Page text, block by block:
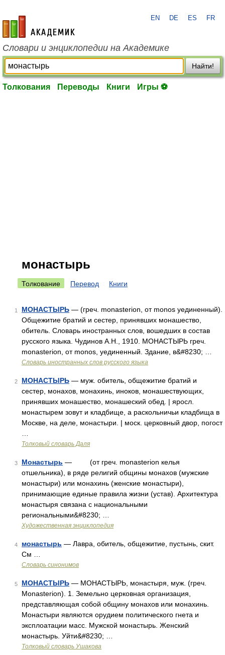
academic.ru
EN DE ES FR
Словари и энциклопедии на Академике
Найти!
Толкования Переводы Книги Игры ⚽
монастырь
Толкование Перевод Книги
1 МОНАСТЫРЬ — (греч. monasterion, от monos уединенный).
Общежитие братий и сестер, принявших монашество,
обитель. Словарь иностранных слов, вошедших в состав
русского языка. Чудинов А.Н., 1910. МОНАСТЫРЬ греч.
monasterion, от monos, уединенный. Здание, в&#8230; …
Словарь иностранных слов русского языка
2 МОНАСТЫРЬ — муж. обитель, общежитие братий и
сестер, монахов, монахинь, иноков, монашествующих,
принявших монашество, монашеский обед. | яросл.
монастырем зовут и кладбище, а раскольничьи кладбища в
Москве, на деле, монастыри. | моск. церковный двор, погост
Толковый словарь Даля
3 Монастырь — (от греч. monasterion келья
отшельника), в ряде религий общины монахов (мужские
монастыри) или монахинь (женские монастыри),
принимающие единые правила жизни (устав). Архитектура
монастыря связана с национальными
региональными&#8230; …
Художественная энциклопедия
4 монастырь — Лавра, обитель, общежитие, пустынь, скит.
См …
Словарь синонимов
5 МОНАСТЫРЬ — МОНАСТЫРЬ, монастыря, муж. (греч.
Monasterion). 1. Земельно церковная организация,
представляющая собой общину монахов или монахинь.
Монастыри являются орудием политического гнета и
эксплоатации масс. Мужской монастырь. Женский
монастырь. Уйти&#8230; …
Толковый словарь Ушакова